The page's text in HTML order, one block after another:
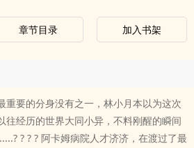
章节目录 加入书架
重要的分身没有之一，林小月本以为这次
往经历的世界大同小异，不料刚醒的瞬间
? ? ? 阿卡姆病院人才济济，在渡过了最